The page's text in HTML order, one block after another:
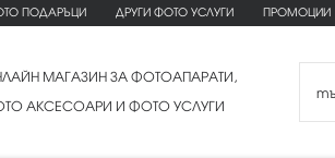
ПОДАРЪЦИ ДРУГИ ФОТО УСЛУГИ ПРОМОЦИИ
МАГАЗИН ЗА ФОТОАПАРАТИ,
АКСЕСОАРИ И ФОТО УСЛУГИ